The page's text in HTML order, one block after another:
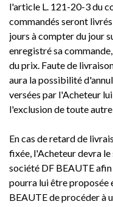
l'article L. 121-20-3 du
commandés seront
jours à compter du jour
enregistré sa
du prix. Faute de
aura la possibilité
versées par l'Acheteur
l'exclusion de toute
En cas de retard de
fixée, l'Acheteur devra
société DF BEAUTE
pourra lui être proposée
BEAUTE de procéder à